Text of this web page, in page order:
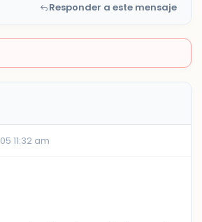
Responder a este mensaje
11:32 am